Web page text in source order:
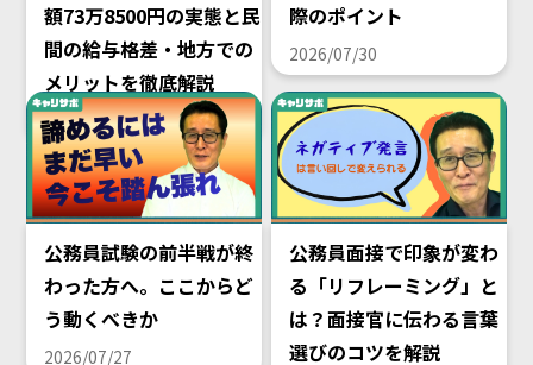
額73万8500円の実態と民
間の給与格差・地方での
メリットを徹底解説
2026/08/02
際のポイント
2026/07/30
公務員試験の前半戦が終
わった方へ。ここからど
う動くべきか
2026/07/27
公務員面接で印象が変わ
る「リフレーミング」と
は？面接官に伝わる言葉
選びのコツを解説